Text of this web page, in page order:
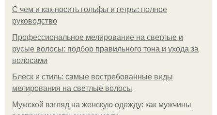
С чем и как носить гольфы и гетры: полное
руководство
Профессиональное мелирование на светлые и
русые волосы: подбор правильного тона и ухода за
волосами
Блеск и стиль: самые востребованные виды
мелирования на светлые волосы
Мужской взгляд на женскую одежду: как мужчины